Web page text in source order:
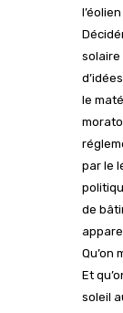
solaire
le
par le
de
Qu’on
Et
soleil